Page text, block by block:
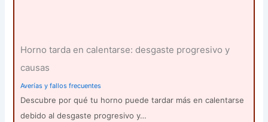
Horno tarda en calentarse: desgaste progresivo y
causas
Averías y fallos frecuentes
Descubre por qué tu horno puede tardar más en calentarse
debido al desgaste progresivo y…